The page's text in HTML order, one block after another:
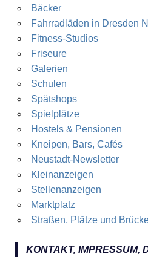
Bäcker
Fahrradläden in Dresden
Fitness-Studios
Friseure
Galerien
Schulen
Spätshops
Spielplätze
Hostels & Pensionen
Kneipen, Bars, Cafés
Neustadt-Newsletter
Kleinanzeigen
Stellenanzeigen
Marktplatz
Straßen, Plätze und
KONTAKT, IMPRESSUM,